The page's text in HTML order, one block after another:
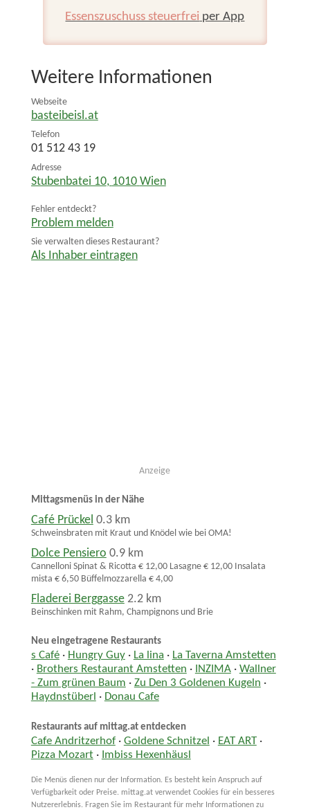
Essenszuschuss steuerfrei per App
Weitere Informationen
Webseite
basteibeisl.at
Telefon
01 512 43 19
Adresse
Stubenbatei 10, 1010 Wien
Fehler entdeckt?
Problem melden
Sie verwalten dieses Restaurant?
Als Inhaber eintragen
Anzeige
Mittagsmenüs in der Nähe
Café Prückel 0.3 km
Schweinsbraten mit Kraut und Knödel wie bei OMA!
Dolce Pensiero 0.9 km
Cannelloni Spinat & Ricotta € 12,00 Lasagne € 12,00 Insalata
mista € 6,50 Büffelmozzarella € 4,00
Fladerei Berggasse 2.2 km
Beinschinken mit Rahm, Champignons und Brie
Neu eingetragene Restaurants
s Café· Hungry Guy· La lina · La Taverna Amstetten
· Brothers Restaurant Amstetten · INZIMA· Wallner
- Zum grünen Baum · Zu Den 3 Goldenen Kugeln ·
Haydnstüberl · Donau Cafe
Restaurants auf mittag.at entdecken
Cafe Andritzerhof· Goldene Schnitzel · EAT ART ·
Pizza Mozart· Imbiss Hexenhäusl
Die Menüs dienen nur der Information. Es besteht kein Anspruch auf
Verfügbarkeit oder Preise. mittag.at verwendet Cookies für ein besseres
Nutzererlebnis. Fragen Sie im Restaurant für mehr Informationen zu